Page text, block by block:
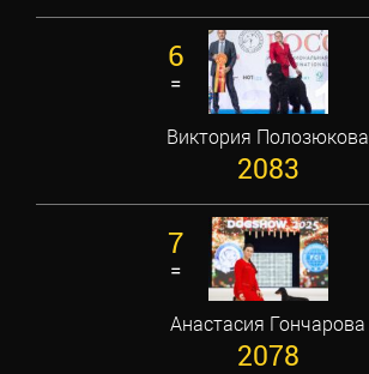
6
=
Виктория Полозюкова
2083
7
=
Анастасия Гончарова
2078